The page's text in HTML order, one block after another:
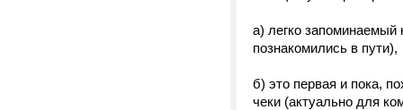
а) легко запоминаемый
познакомились в пути),
б) это первая и пока,
чеки (актуально для